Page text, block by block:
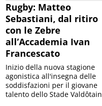
Rugby: Matteo
Sebastiani, dal ritiro
con le Zebre
all’Accademia Ivan
Francescato
Inizio della nuova stagione
agonistica all'insegna delle
soddisfazioni per il giovane
talento dello Stade Valdôtain